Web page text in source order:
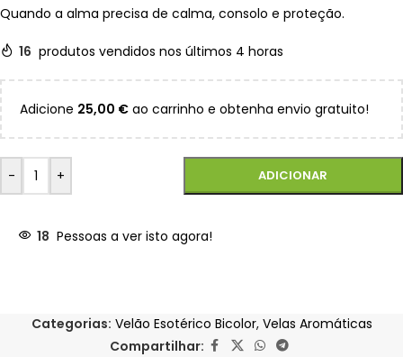
Quando a alma precisa de calma, consolo e proteção.
16 produtos vendidos nos últimos 4 horas
Adicione 25,00 € ao carrinho e obtenha envio gratuito!
- + ADICIONAR
18 Pessoas a ver isto agora!
Categorias: Velão Esotérico Bicolor, Velas Aromáticas
Compartilhar: